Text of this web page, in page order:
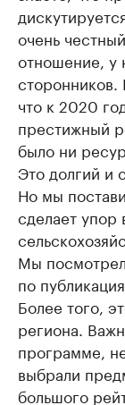
очень
отношение, у
сторонников.
что к 2020
престижный
было ни
Это долгий и
Но мы
сделает упор
Мы
по
Более того,
региона.
программе,
выбрали
большого